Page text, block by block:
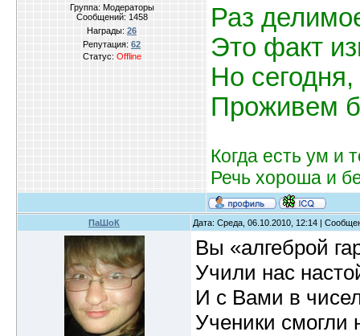
Группа: Модераторы
Сообщений: 1458
Награды: 26
Репутация: 62
Статус: Offline
Раз
Это факт
Но
Проживем
Когда есть ум и
Речь хороша и
ПаШоК Дата: Среда, 06.10.2010, 12:14 |
Вы «алгеброй
Учили нас
И с Вами в
Ученики смогли